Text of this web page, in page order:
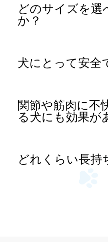
どのサイズを選
か？
犬にとって安全
関節や筋肉に不
る犬にも効果が
どれくらい長持